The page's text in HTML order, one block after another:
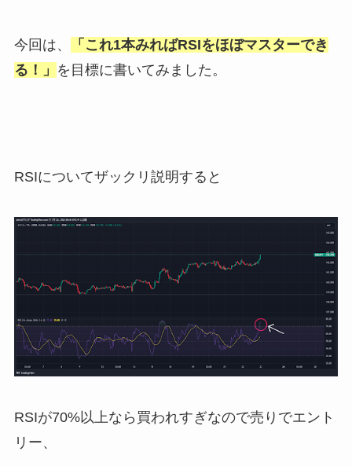
今回は、
「これ1本みればRSIをほぼマスターでき
る！」 を目標に書いてみました。
RSIについてザックリ説明すると
RSIが70%以上なら買われすぎなので売りでエント
リー、